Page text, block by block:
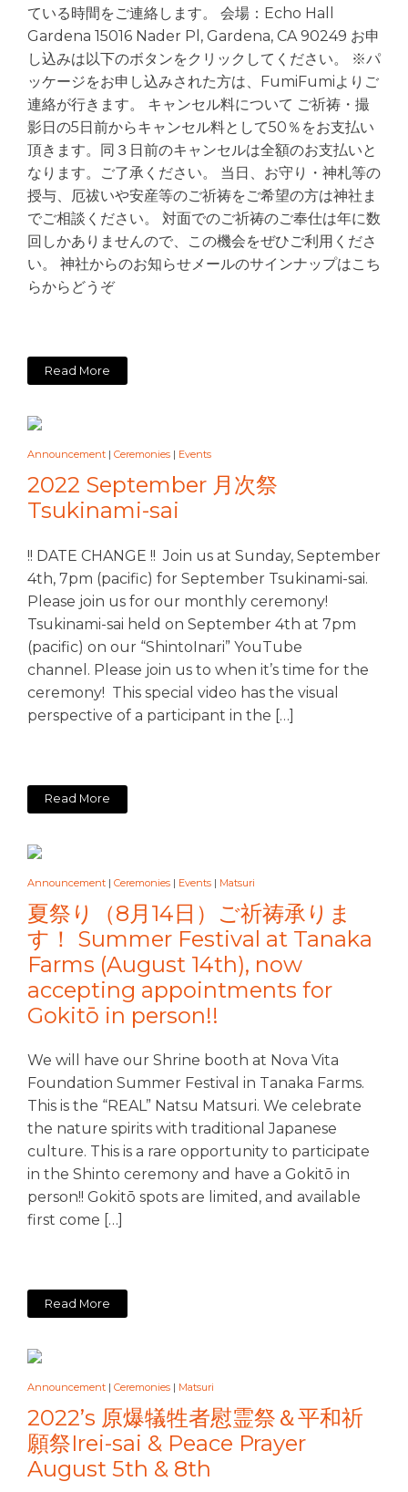
ている時間をご連絡します。 会場：Echo Hall
Gardena 15016 Nader Pl, Gardena, CA 90249 お申
し込みは以下のボタンをクリックしてください。 ※パ
ッケージをお申し込みされた方は、FumiFumiよりご
連絡が行きます。 キャンセル料について ご祈祷・撮
影日の5日前からキャンセル料として50％をお支払い
頂きます。同３日前のキャンセルは全額のお支払いと
なります。ご了承ください。 当日、お守り・神札等の
授与、厄祓いや安産等のご祈祷をご希望の方は神社ま
でご相談ください。 対面でのご祈祷のご奉仕は年に数
回しかありませんので、この機会をぜひご利用くださ
い。 神社からのお知らせメールのサインナップはこち
らからどうぞ
Read More
Announcement | Ceremonies | Events
2022 September 月次祭
Tsukinami-sai
!! DATE CHANGE !! Join us at Sunday, September
4th, 7pm (pacific) for September Tsukinami-sai.
Please join us for our monthly ceremony!
Tsukinami-sai held on September 4th at 7pm
(pacific) on our “ShintoInari” YouTube
channel. Please join us to when it’s time for the
ceremony! This special video has the visual
perspective of a participant in the […]
Read More
Announcement | Ceremonies | Events | Matsuri
夏祭り（8月14日）ご祈祷承りま
す！ Summer Festival at Tanaka
Farms (August 14th), now
accepting appointments for
Gokitō in person!!
We will have our Shrine booth at Nova Vita
Foundation Summer Festival in Tanaka Farms.
This is the “REAL” Natsu Matsuri. We celebrate
the nature spirits with traditional Japanese
culture. This is a rare opportunity to participate
in the Shinto ceremony and have a Gokitō in
person!! Gokitō spots are limited, and available
first come […]
Read More
Announcement | Ceremonies | Matsuri
2022’s 原爆犠牲者慰霊祭＆平和祈
願祭Irei-sai & Peace Prayer
August 5th & 8th